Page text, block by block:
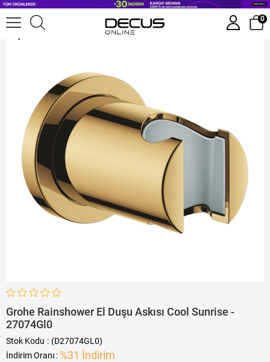
0
Grohe Rainshower El Duşu Askısı Cool Sunrise -
27074Gl0
Stok Kodu
(D27074GL0)
İndirim Oranı : %31 İndirim